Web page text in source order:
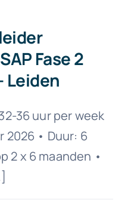
Fase 2
Leiden
36 uur per week
2026 • Duur: 6
2 x 6 maanden •